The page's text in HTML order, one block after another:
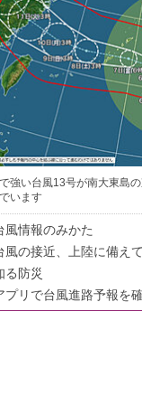
強い台風13号が南大東島
います
風情報のみかた
風の接近、上陸に備えて
る防災
プリで台風進路予報を